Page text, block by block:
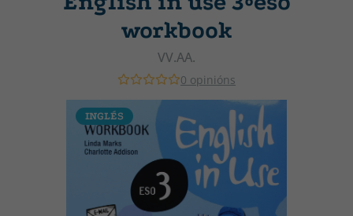
workbook
VV.AA.
0 opinións
INGLÉS